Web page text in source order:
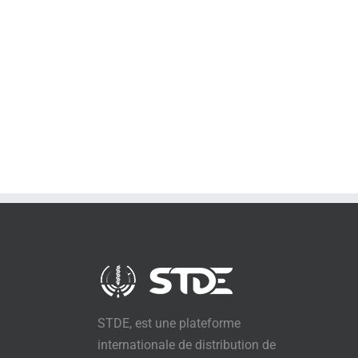
STDE, est une plateforme
internationale de distribution de